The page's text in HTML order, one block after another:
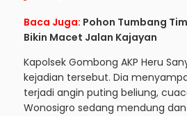
Baca Juga: Pohon Tumbang
Bikin Macet Jalan Kajayan
Kapolsek Gombong AKP Heru
kejadian tersebut. Dia
terjadi angin puting beliung,
Wonosigro sedang mendung